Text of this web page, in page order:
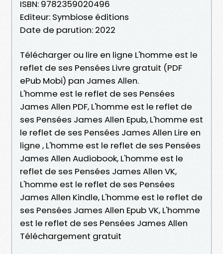
ISBN: 9782359020496
Editeur: Symbiose éditions
Date de parution: 2022
Télécharger ou lire en ligne L'homme est le
reflet de ses Pensées Livre gratuit (PDF
ePub Mobi) pan James Allen.
L'homme est le reflet de ses Pensées
James Allen PDF, L'homme est le reflet de
ses Pensées James Allen Epub, L'homme est
le reflet de ses Pensées James Allen Lire en
ligne , L'homme est le reflet de ses Pensées
James Allen Audiobook, L'homme est le
reflet de ses Pensées James Allen VK,
L'homme est le reflet de ses Pensées
James Allen Kindle, L'homme est le reflet de
ses Pensées James Allen Epub VK, L'homme
est le reflet de ses Pensées James Allen
Téléchargement gratuit